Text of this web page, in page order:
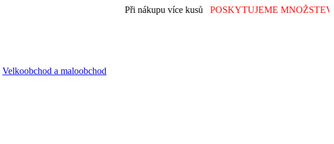
Při nákupu více kusůPOSKYTUJEME
Velkoobchod a maloobchod